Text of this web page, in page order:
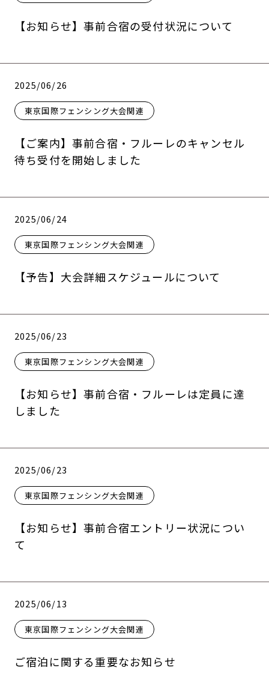
【お知らせ】事前合宿の受付状況について
2025/06/26
東京国際フェンシング大会関連
【ご案内】事前合宿・フルーレのキャンセル
待ち受付を開始しました
2025/06/24
東京国際フェンシング大会関連
【予告】大会詳細スケジュールについて
2025/06/23
東京国際フェンシング大会関連
【お知らせ】事前合宿・フルーレは定員に達
しました
2025/06/23
東京国際フェンシング大会関連
【お知らせ】事前合宿エントリー状況につい
て
2025/06/13
東京国際フェンシング大会関連
ご宿泊に関する重要なお知らせ